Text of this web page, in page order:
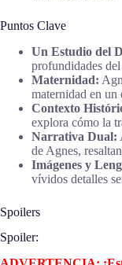
Puntos Clave
Un Estudio del
profundidades
Maternidad:
maternidad en
Contexto
explora cómo la
Narrativa Dual:
de Agnes,
Imágenes y
vívidos detalles
Spoilers
Spoiler: